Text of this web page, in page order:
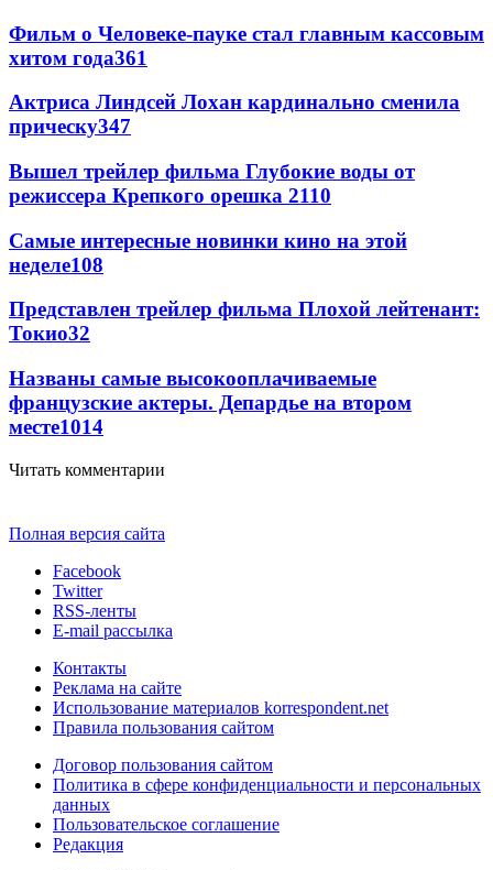
Фильм о Человеке-пауке стал главным кассовым
хитом года361
Актриса Линдсей Лохан кардинально сменила
прическу347
Вышел трейлер фильма Глубокие воды от
режиссера Крепкого орешка 2110
Самые интересные новинки кино на этой
неделе108
Представлен трейлер фильма Плохой лейтенант:
Токио32
Названы самые высокооплачиваемые
французские актеры. Депардье на втором
месте1014
Читать комментарии
Полная версия сайта
Facebook
Twitter
RSS-ленты
E-mail рассылка
Контакты
Реклама на сайте
Использование материалов korrespondent.net
Правила пользования сайтом
Договор пользования сайтом
Политика в сфере конфиденциальности и персональных
данных
Пользовательское соглашение
Редакция